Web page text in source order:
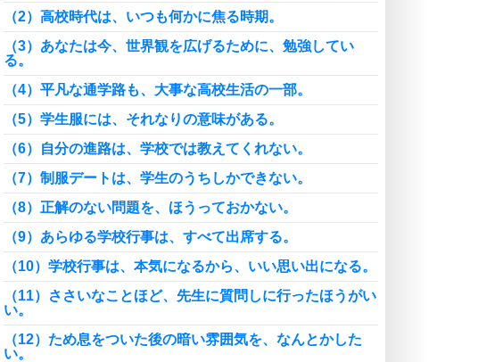
（2）高校時代は、いつも何かに焦る時期。
（3）あなたは今、世界観を広げるために、勉強してい
る。
（4）平凡な通学路も、大事な高校生活の一部。
（5）学生服には、それなりの意味がある。
（6）自分の進路は、学校では教えてくれない。
（7）制服デートは、学生のうちしかできない。
（8）正解のない問題を、ほうっておかない。
（9）あらゆる学校行事は、すべて出席する。
（10）学校行事は、本気になるから、いい思い出になる。
（11）ささいなことほど、先生に質問しに行ったほうがい
い。
（12）ため息をついた後の暗い雰囲気を、なんとかした
い。